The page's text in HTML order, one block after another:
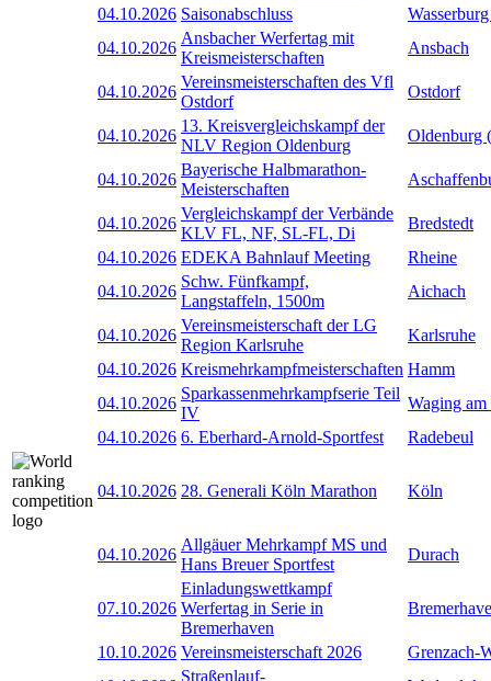
04.10.2026 Saisonabschluss
04.10.2026
Ansbacher Werfertag mit
Kreismeisterschaften
Ansbach
04.10.2026
Vereinsmeisterschaften des Vfl
Ostdorf
Ostdorf
04.10.2026
13. Kreisvergleichskampf der
NLV Region Oldenburg
Oldenburg
04.10.2026
Bayerische Halbmarathon-
Meisterschaften
04.10.2026
Vergleichskampf der Verbände
KLV FL, NF, SL-FL, Di
Bredstedt
04.10.2026 EDEKA Bahnlauf Meeting
Rheine
04.10.2026
Schw. Fünfkampf,
Langstaffeln, 1500m
Aichach
04.10.2026
Vereinsmeisterschaft der LG
Region Karlsruhe
Karlsruhe
04.10.2026 Kreismehrkampfmeisterschaften Hamm
04.10.2026
Sparkassenmehrkampfserie Teil
IV
Waging am
04.10.2026 6. Eberhard-Arnold-Sportfest Radebeul
04.10.2026 28. Generali Köln Marathon Köln
04.10.2026
Allgäuer Mehrkampf MS und
Hans Breuer Sportfest
Durach
07.10.2026
Einladungswettkampf
Werfertag in Serie in
Bremerhaven
10.10.2026 Vereinsmeisterschaft 2026
Grenzach-
Straßenlauf-